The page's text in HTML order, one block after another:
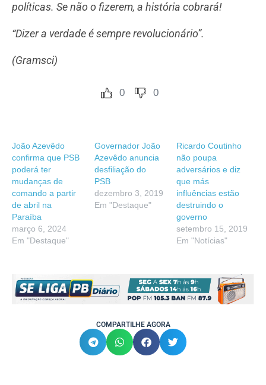
políticas. Se não o fizerem, a história cobrará!
“Dizer a verdade é sempre revolucionário”.
(Gramsci)
0 0
João Azevêdo
confirma que PSB
poderá ter
mudanças de
comando a partir
de abril na
Paraíba
março 6, 2024
Em "Destaque"
Governador João
Azevêdo anuncia
desfiliação do
PSB
dezembro 3, 2019
Em "Destaque"
Ricardo Coutinho
não poupa
adversários e diz
que más
influências estão
destruindo o
governo
setembro 15, 2019
Em "Notícias"
COMPARTILHE AGORA